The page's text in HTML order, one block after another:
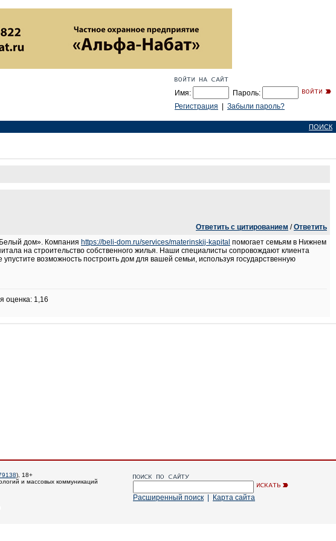
Имя:
Пароль:
Регистрация
Забыли пароль?
ПОИСК
Ответить с цитированием /Ответить
дом». Компания https://beli-dom.ru/services/materinskij-kapital помогает семьям в Нижнем
на строительство собственного жилья. Наши специалисты сопровождают клиента
возможность построить дом для вашей семьи, используя государственную
оценка: 1,16
), 18+
и массовых коммуникаций
Расширенный поиск Карта сайта